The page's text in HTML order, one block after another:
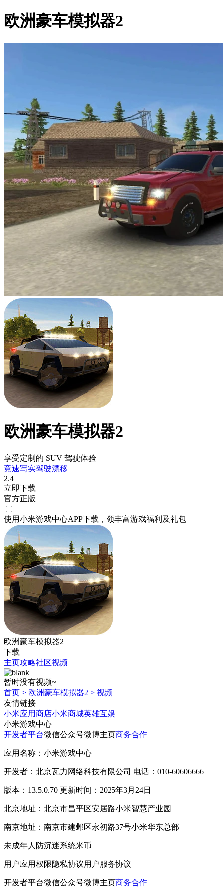
欧洲豪车模拟器2
欧洲豪车模拟器2
享受定制的 SUV 驾驶体验
竞速写实驾驶漂移
2.4
立即下载
官方正版
使用小米游戏中心APP下载 ，领丰富游戏福利 及礼包
欧洲豪车模拟器2
下载
主页攻略社区视频
暂时没有视频~
首页 > 欧洲豪车模拟器2 > 视频
友情链接
小米应用商店小米商城英雄互娱
小米游戏中心
开发者平台微信公众号微博主页商务合作
应用名称：小米游戏中心
开发者：北京瓦力网络科技有限公司 电话：010-60606666
版本：13.5.0.70 更新时间：2025年3月24日
北京地址：北京市昌平区安居路小米智慧产业园
南京地址：南京市建邺区永初路37号小米华东总部
未成年人防沉迷系统米币
用户应用权限隐私协议用户服务协议
开发者平台微信公众号微博主页商务合作